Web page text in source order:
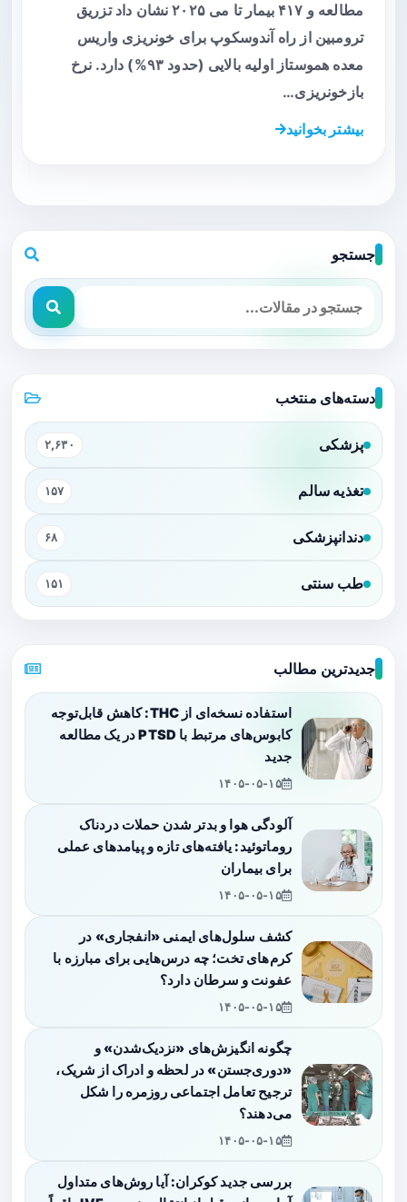
مطالعه و ۴۱۷ بیمار تا می ۲۰۲۵ نشان داد تزریق
ترومبین از راه آندوسکوپ برای خونریزی واریس
معده هموستاز اولیه بالایی (حدود ۹۳%) دارد. نرخ
بازخونریزی…
بیشتر بخوانید
جستجو
دسته‌های منتخب
پزشکی ۲,۶۳۰
تغذیه سالم ۱۵۷
دندانپزشکی ۶۸
طب سنتی ۱۵۱
جدیدترین مطالب
استفاده نسخه‌ای از THC: کاهش قابل‌توجه
کابوس‌های مرتبط با PTSD در یک مطالعه
جدید
۱۴۰۵-۰۵-۱۵
آلودگی هوا و بدتر شدن حملات دردناک
روماتوئید: یافته‌های تازه و پیامدهای عملی
برای بیماران
۱۴۰۵-۰۵-۱۵
کشف سلول‌های ایمنی «انفجاری» در
کرم‌های تخت؛ چه درس‌هایی برای مبارزه با
عفونت و سرطان دارد؟
۱۴۰۵-۰۵-۱۵
چگونه انگیزش‌های «نزدیک‌شدن» و
«دوری‌جستن» در لحظه و ادراک از شریک،
ترجیح تعامل اجتماعی روزمره را شکل
می‌دهند؟
۱۴۰۵-۰۵-۱۵
بررسی جدید کوکران: آیا روش‌های متداول